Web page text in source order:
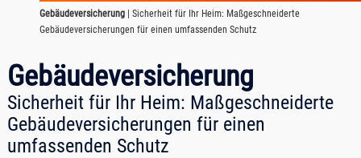
Gebäudeversicherung | Sicherheit für Ihr Heim: Maßgeschneiderte
Gebäudeversicherungen für einen umfassenden Schutz
Gebäudeversicherung
Sicherheit für Ihr Heim: Maßgeschneiderte
Gebäudeversicherungen für einen
umfassenden Schutz